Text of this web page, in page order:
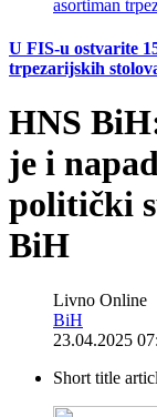
U FIS-u ostvarite
trpezarijskih
HNS
je i
politički
BiH
Livno Online
BiH
23.04.2025
Short title